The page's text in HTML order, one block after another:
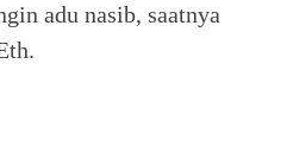
adu nasib, saatnya